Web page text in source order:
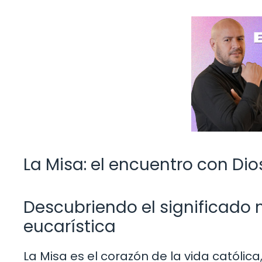
La Misa: el encuentro con
Descubriendo el significado
eucarística
La Misa es el corazón de la vida